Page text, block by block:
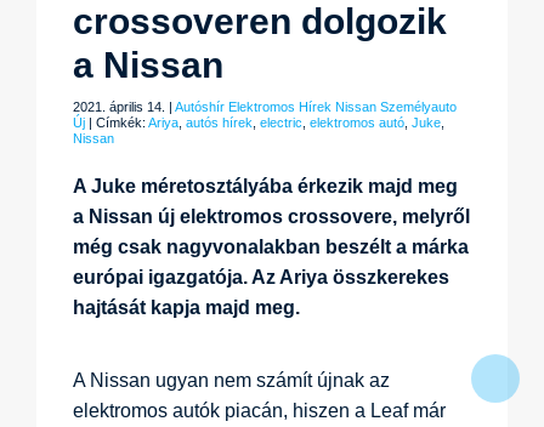
crossoveren dolgozik
a Nissan
2021. április 14. | Autóshír Elektromos Hírek Nissan Személyauto
Új | Címkék: Ariya autós hírek electric elektromos autó Juke
Nissan
A Juke méretosztályába érkezik majd meg
a Nissan új elektromos crossovere, melyről
még csak nagyvonalakban beszélt a márka
európai igazgatója. Az Ariya összkerekes
hajtását kapja majd meg.
A Nissan ugyan nem számít újnak az
elektromos autók piacán, hiszen a Leaf már